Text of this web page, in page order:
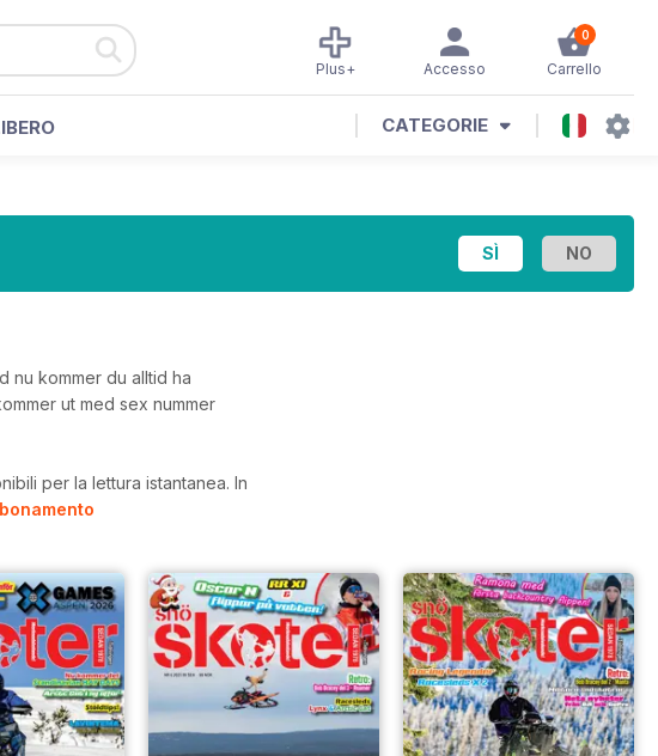
0
Carrello
Accesso
Plus+
CATEGORIE
nu kommer du alltid ha
ut med sex nummer
per la lettura istantanea. In